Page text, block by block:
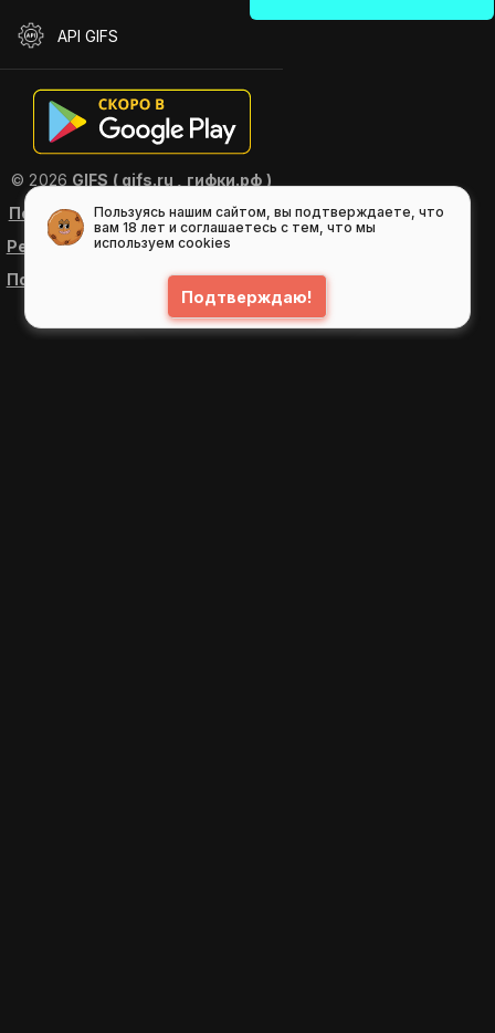
API GIFS
© 2026 GIFS ( gifs.ru , гифки.рф )
Пользовательское соглашение
Рекомендательные технологии
Политика конфиденциальности
Пользуясь нашим сайтом, вы подтверждаете, что
вам 18 лет и соглашаетесь с тем, что мы
используем cookies
Подтверждаю!